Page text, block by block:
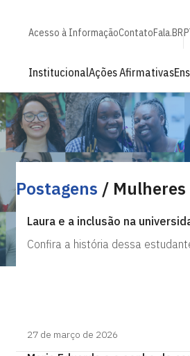
Acesso à InformaçãoContatoFala.BR
InstitucionalAções Afirmativas
Postagens / Mulheres
Laura e a inclusão na
Confira a história dessa
27 de março de 2026